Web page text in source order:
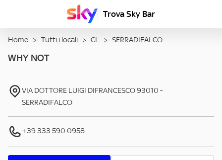
Trova Sky Bar
Home > Tutti i locali > CL > SERRADIFALCO
WHY NOT
VIA DOTTORE LUIGI DIFRANCESCO93010 -
SERRADIFALCO
+39 333 590 0958